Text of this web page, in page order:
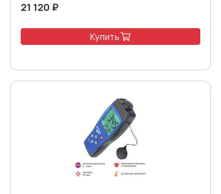
21 120 ₽
Купить